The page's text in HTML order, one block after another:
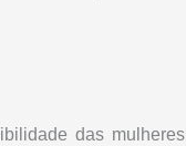
das mulheres